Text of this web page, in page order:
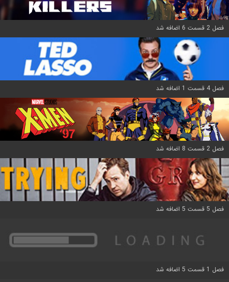
فصل 2 قسمت 6 اضافه شد
فصل 4 قسمت 1 اضافه شد
فصل 2 قسمت 8 اضافه شد
فصل 5 قسمت 5 اضافه شد
فصل 1 قسمت 5 اضافه شد